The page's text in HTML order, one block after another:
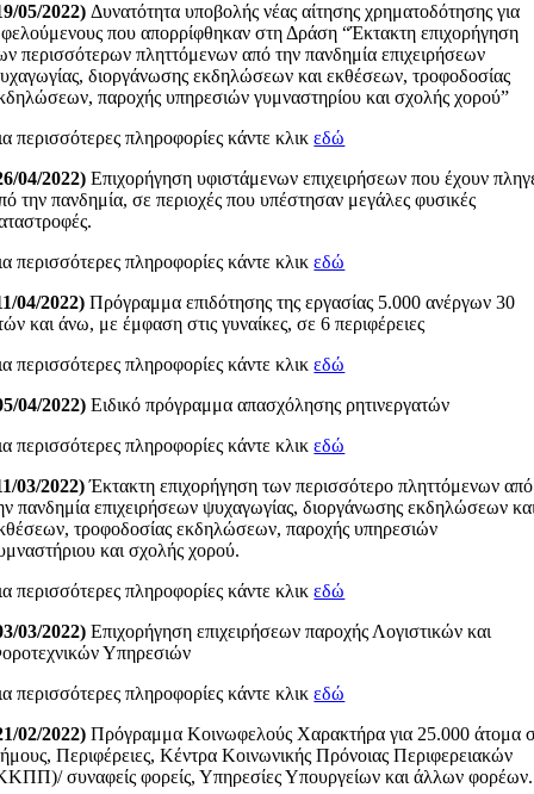
05/2022) Δυνατότητα υποβολής νέας αίτησης χρηματοδότησης για
που απορρίφθηκαν στη Δράση “Έκτακτη επιχορήγηση
περισσότερων πληττόμενων από την πανδημία επιχειρήσεων
διοργάνωσης εκδηλώσεων και εκθέσεων, τροφοδοσίας
παροχής υπηρεσιών γυμναστηρίου και σχολής χορού”
περισσότερες πληροφορίες κάντε κλικεδώ
04/2022) Επιχορήγηση υφιστάμενων επιχειρήσεων που έχουν
την πανδημία, σε περιοχές που υπέστησαν μεγάλες φυσικές
περισσότερες πληροφορίες κάντε κλικεδώ
04/2022) Πρόγραμμα επιδότησης της εργασίας 5.000 ανέργων 30
και άνω, με έμφαση στις γυναίκες, σε 6 περιφέρειες
περισσότερες πληροφορίες κάντε κλικεδώ
04/2022) Ειδικό πρόγραμμα απασχόλησης ρητινεργατών
περισσότερες πληροφορίες κάντε κλικεδώ
03/2022)Έκτακτη επιχορήγηση των περισσότερο πληττόμενων από
πανδημία επιχειρήσεων ψυχαγωγίας, διοργάνωσης εκδηλώσεων
τροφοδοσίας εκδηλώσεων, παροχής υπηρεσιών
και σχολής χορού.
περισσότερες πληροφορίες κάντε κλικεδώ
03/2022) Επιχορήγηση επιχειρήσεων παροχής Λογιστικών και
Υπηρεσιών
περισσότερες πληροφορίες κάντε κλικεδώ
02/2022) Πρόγραμμα Κοινωφελούς Χαρακτήρα για 25.000 άτομα
Περιφέρειες, Κέντρα Κοινωνικής Πρόνοιας Περιφερειακών
συναφείς φορείς, Υπηρεσίες Υπουργείων και άλλων φορέων.